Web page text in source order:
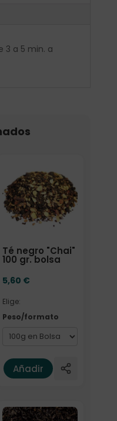
3 a 5 min. a
Té negro "Chai"
100 gr. bolsa
5,60 €
Elige:
Peso/formato
Añadir
Formato